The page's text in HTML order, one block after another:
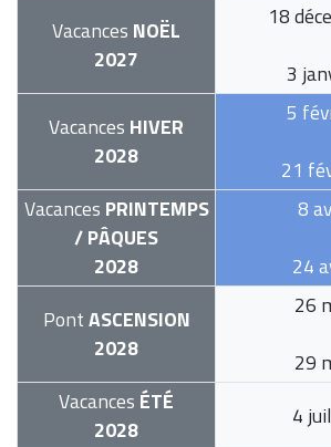
Vacances NOËL
2027
18
3
Vacances HIVER
2028
5
21
Vacances PRINTEMPS
/ PÂQUES
2028
8
24
PontASCENSION
2028
26
29
Vacances ÉTÉ
2028
4